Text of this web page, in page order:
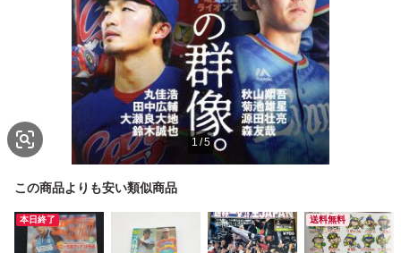
1/5
この商品よりも安い類似商品
本日終了 送料無料